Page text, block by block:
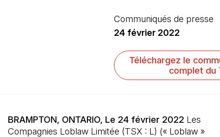
Communiqués de presse
24 février 2022
Téléchargez le
complet du
BRAMPTON, ONTARIO, Le 24 février 2022 Les
Compagnies Loblaw Limitée (TSX : L) (« Loblaw »